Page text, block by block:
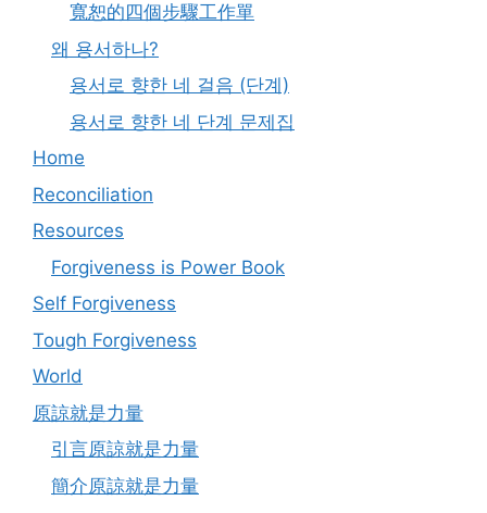
寬恕的四個步驟工作單
왜 용서하나?
용서로 향한 네 걸음 (단계)
용서로 향한 네 단계 문제집
Home
Reconciliation
Resources
Forgiveness is Power Book
Self Forgiveness
Tough Forgiveness
World
原諒就是力量
引言原諒就是力量
簡介原諒就是力量